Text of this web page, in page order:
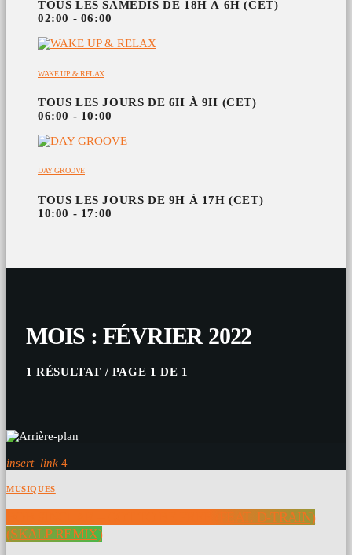
TOUS LES SAMEDIS DE 18H À 6H (CET)
02:00 - 06:00
WAKE UP & RELAX
TOUS LES JOURS DE 6H À 9H (CET)
06:00 - 10:00
DAY GROOVE
TOUS LES JOURS DE 9H À 17H (CET)
10:00 - 17:00
MOIS : FÉVRIER 2022
1 RÉSULTAT / PAGE 1 DE 1
insert_link 4
MUSIQUES
BOB SINCLAR – GOT TO BE FREE (FEAT. D-TRAIN)
(SKALP REMIX)